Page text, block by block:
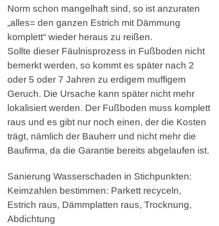
Norm schon mangelhaft sind, so ist anzuraten
„alles= den ganzen Estrich mit Dämmung
komplett“ wieder heraus zu reißen.
Sollte dieser Fäulnisprozess in Fußboden nicht
bemerkt werden, so kommt es später nach 2
oder 5 oder 7 Jahren zu erdigem muffigem
Geruch. Die Ursache kann später nicht mehr
lokalisiert werden. Der Fußboden muss komplett
raus und es gibt nur noch einen, der die Kosten
trägt, nämlich der Bauherr und nicht mehr die
Baufirma, da die Garantie bereits abgelaufen ist.
Sanierung Wasserschaden in Stichpunkten:
Keimzahlen bestimmen: Parkett recyceln,
Estrich raus, Dämmplatten raus, Trocknung,
Abdichtung